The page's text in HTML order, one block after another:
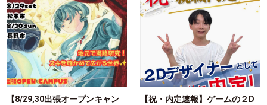
【8/29,30出張オープンキャン
【祝・内定速報】ゲームの２D